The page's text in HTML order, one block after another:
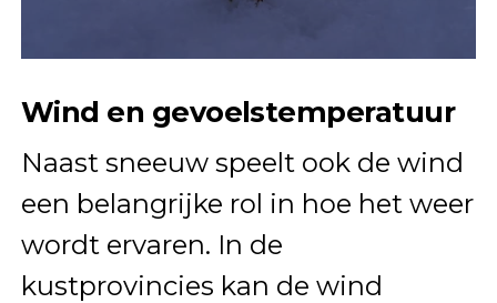
Wind en gevoelstemperatuur
Naast sneeuw speelt ook de wind
een belangrijke rol in hoe het weer
wordt ervaren. In de
kustprovincies kan de wind